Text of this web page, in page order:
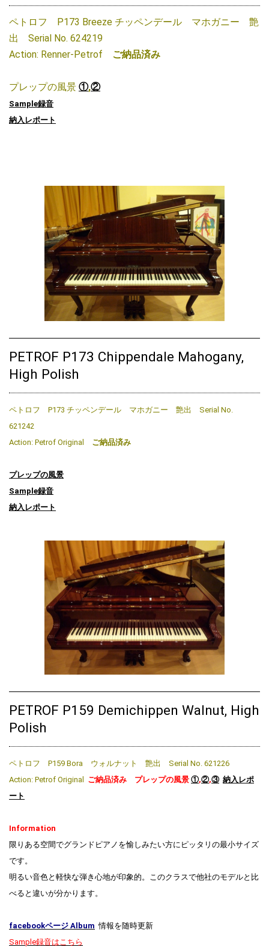
ペトロフ P173 Breeze チッペンデール マホガニー 艶
出 Serial No. 624219
Action: Renner-Petrof ご納品済み
プレップの風景 ①,②
Sample録音
納入レポート
PETROF P173 Chippendale Mahogany,
High Polish
ペトロフ P173 チッペンデール マホガニー 艶出 Serial No.
621242
Action: Petrof Original ご納品済み
プレップの風景
Sample録音
納入レポート
PETROF P159 Demichippen Walnut, High
Polish
ペトロフ P159 Bora ウォルナット 艶出 Serial No. 621226
Action: Petrof Original ご納品済み プレップの風景 ①,②,③ 納入レポ
ート
Information
限りある空間でグランドピアノを愉しみたい方にピッタリの最小サイズ
です。
明るい音色と軽快な弾き心地が印象的。このクラスで他社のモデルと比
べると違いが分かります。
facebookページ Album 情報を随時更新
Sample録音はこちら